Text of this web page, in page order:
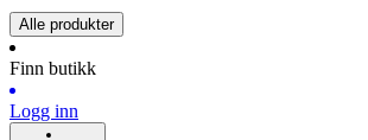
Alle produkter
Finn butikk
Logg inn